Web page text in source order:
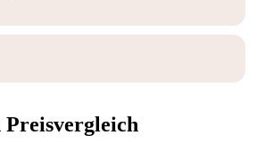
Preisvergleich